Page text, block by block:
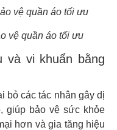
vệ quần áo tối ưu
và vi khuẩn bằng
bỏ các tác nhân gây dị
giúp bảo vệ sức khỏe
hơn và gia tăng hiệu